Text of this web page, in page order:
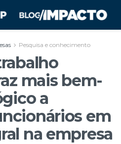
Pesquisa e conhecimento
mais bem-
a
em
na empresa